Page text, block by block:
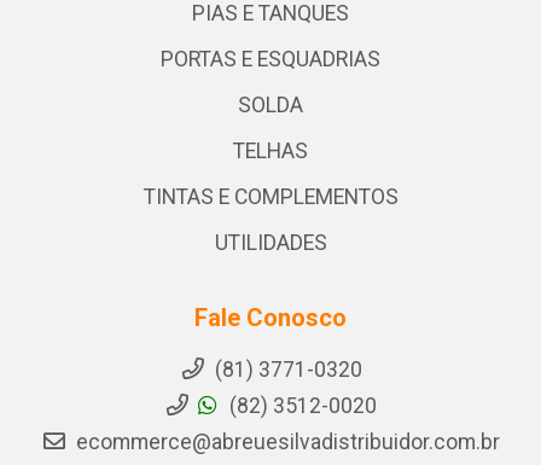
PIAS E TANQUES
PORTAS E ESQUADRIAS
SOLDA
TELHAS
TINTAS E COMPLEMENTOS
UTILIDADES
Fale Conosco
(81) 3771-0320
(82) 3512-0020
ecommerce@abreuesilvadistribuidor.com.br